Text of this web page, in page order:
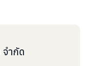
ำกัด